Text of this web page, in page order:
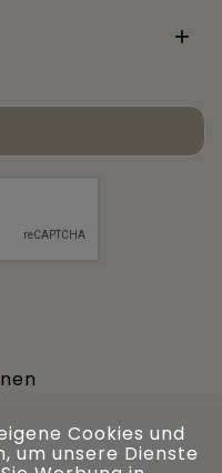

Cookies und
um unsere Dienste